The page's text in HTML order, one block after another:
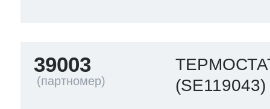
39003
(SE119043)